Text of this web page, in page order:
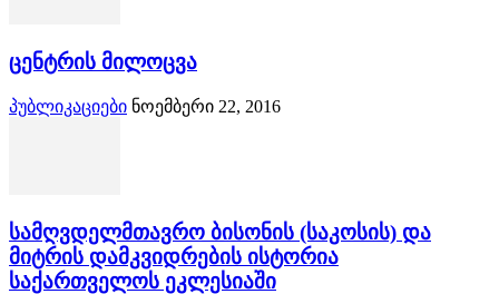
ცენტრის მილოცვა
პუბლიკაციები ნოემბერი 22, 2016
სამღვდელმთავრო ბისონის (საკოსის) და
მიტრის დამკვიდრების ისტორია
საქართველოს ეკლესიაში